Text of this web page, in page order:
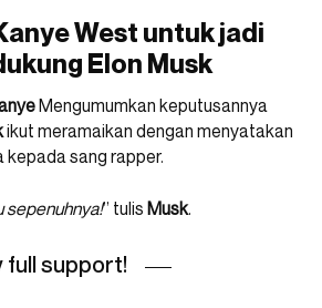
West untuk jadi
Elon Musk
Mengumumkan keputusannya
ikut meramaikan dengan menyatakan
kepada sang rapper.
sepenuhnya!” tulis Musk.
full support!